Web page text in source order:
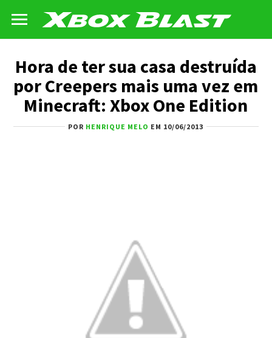
Hora de ter sua casa destruída
por Creepers mais uma vez em
Minecraft: Xbox One Edition
POR HENRIQUE MELO EM 10/06/2013